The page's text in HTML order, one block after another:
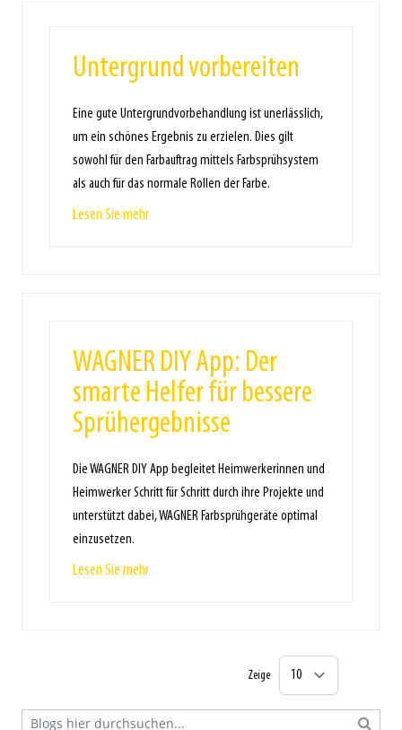
Untergrund vorbereiten
Eine gute Untergrundvorbehandlung ist unerlässlich,
um ein schönes Ergebnis zu erzielen. Dies gilt
sowohl für den Farbauftrag mittels Farbsprühsystem
als auch für das normale Rollen der Farbe.
Lesen Sie mehr
WAGNER DIY App: Der
smarte Helfer für bessere
Sprühergebnisse
Die WAGNER DIY App begleitet Heimwerkerinnen und
Heimwerker Schritt für Schritt durch ihre Projekte und
unterstützt dabei, WAGNER Farbsprühgeräte optimal
einzusetzen.
Lesen Sie mehr
Zeige